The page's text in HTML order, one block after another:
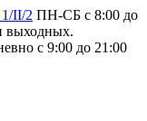
II/2 ПН-СБ с 8:00 до
выходных.
с 9:00 до 21:00